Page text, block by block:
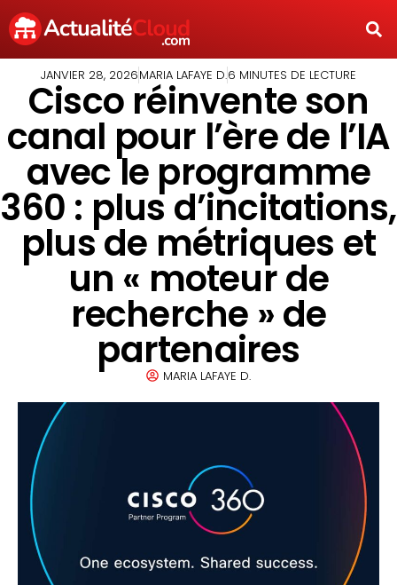
JANVIER 28, 2026MARIA LAFAYE D.6 MINUTES DE LECTURE
Cisco réinvente son
canal pour l’ère de l’IA
avec le programme
360 : plus d’incitations,
plus de métriques et
un « moteur de
recherche » de
partenaires
MARIA LAFAYE D.